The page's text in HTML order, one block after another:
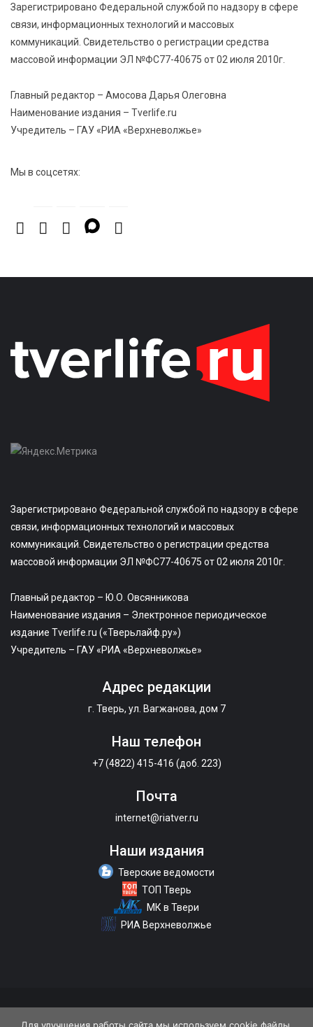
В Твери прошла акция «Светлячок»: как сделать
ребенка видимым для водителей в любую погоду
Водителям региона напоминают о правилах
перевозки детей в машине
Зарегистрировано Федеральной службой по надзору в сфере
связи, информационных технологий и массовых
коммуникаций. Свидетельство о регистрации средства
массовой информации ЭЛ №ФС77-40675 от 02 июля 2010г.
Главный редактор – Амосова Дарья Олеговна
Наименование издания – Tverlife.ru
Учредитель – ГАУ «РИА «Верхневолжье»
Мы в соцсетях:
Зарегистрировано Федеральной службой по надзору в сфере
связи, информационных технологий и массовых
коммуникаций. Свидетельство о регистрации средства
массовой информации ЭЛ №ФС77-40675 от 02 июля 2010г.
Главный редактор – Ю.О. Овсянникова
Наименование издания – Электронное периодическое
издание Tverlife.ru («Тверьлайф.ру»)
Учредитель – ГАУ «РИА «Верхневолжье»
Адрес редакции
г. Тверь, ул. Вагжанова, дом 7
Наш телефон
+7 (4822) 415-416 (доб. 223)
Почта
internet@riatver.ru
Наши издания
Тверские ведомости
ТОП Тверь
МК в Твери
РИА Верхневолжье